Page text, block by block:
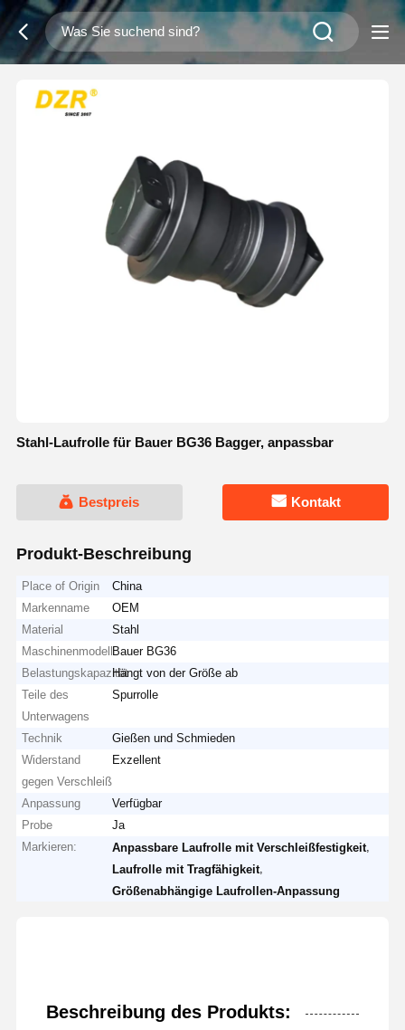
Stahl-Laufrolle für Bauer BG36 Bagger, anpassbar
Bestpreis Kontakt
Produkt-Beschreibung
Place of Origin
China
Markenname
OEM
Material
Stahl
Maschinenmodell Bauer BG36
BelastungskapazitätHängt von der Größe ab
Teile des
Unterwagens
Spurrolle
Technik
Gießen und Schmieden
Widerstand
gegen Verschleiß
Exzellent
Anpassung
Verfügbar
Probe
Ja
Markieren:
Anpassbare Laufrolle mit Verschleißfestigkeit
Laufrolle mit Tragfähigkeit
Größenabhängige Laufrollen-Anpassung
Beschreibung des Produkts: